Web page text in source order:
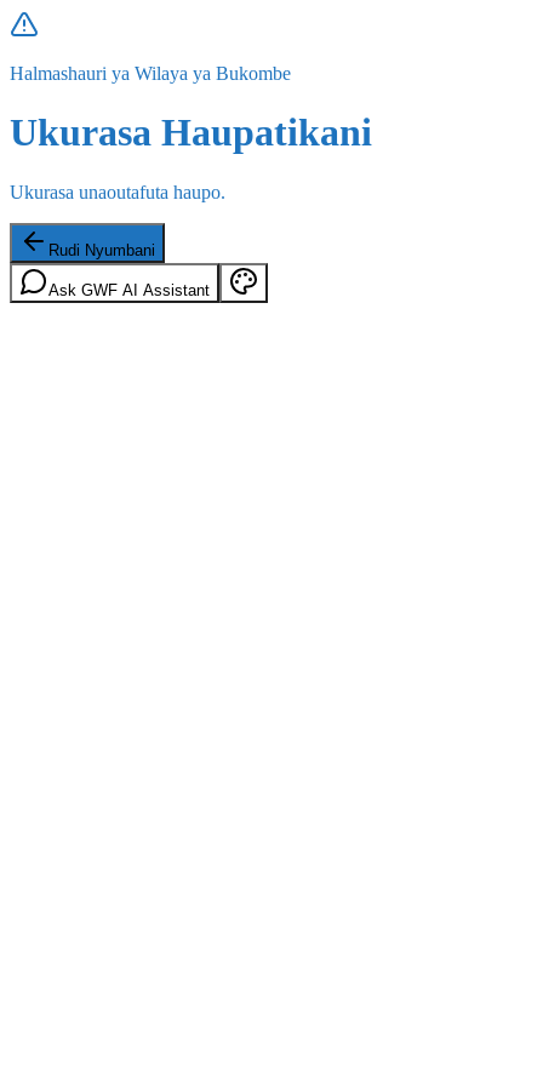
Halmashauri ya Wilaya ya Bukombe
Ukurasa Haupatikani
Ukurasa unaoutafuta haupo.
Rudi Nyumbani
Ask GWF AI Assistant